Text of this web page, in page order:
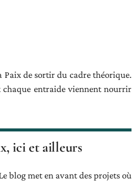
Paix de sortir du cadre théorique.
entraide viennent nourrir
ici et ailleurs
blog met en avant des projets où